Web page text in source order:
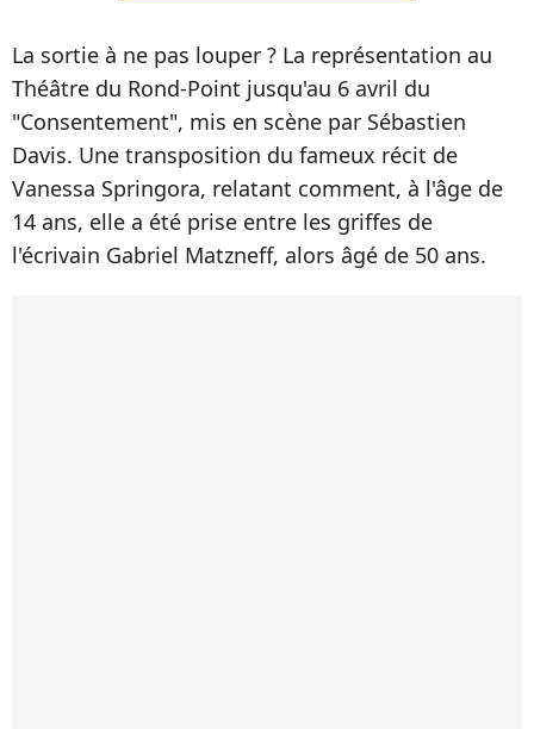
La sortie à ne pas louper ? La représentation au
Théâtre du Rond-Point jusqu'au 6 avril du
"Consentement", mis en scène par Sébastien
Davis. Une transposition du fameux récit de
Vanessa Springora, relatant comment, à l'âge de
14 ans, elle a été prise entre les griffes de
l'écrivain Gabriel Matzneff, alors âgé de 50 ans.